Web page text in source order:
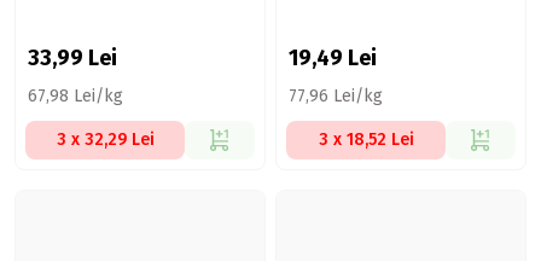
33,99 Lei
67,98 Lei/kg
3 x 32,29 Lei
19,49 Lei
77,96 Lei/kg
3 x 18,52 Lei